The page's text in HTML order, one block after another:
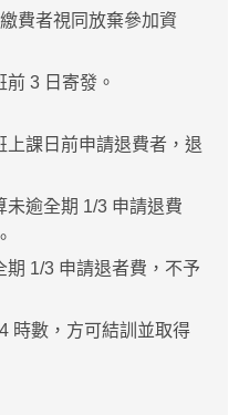
費者視同放棄參加資
前 3 日寄發。
上課日前申請退費者，退
未逾全期 1/3 申請退費
期 1/3 申請退者費，不予
時數，方可結訓並取得